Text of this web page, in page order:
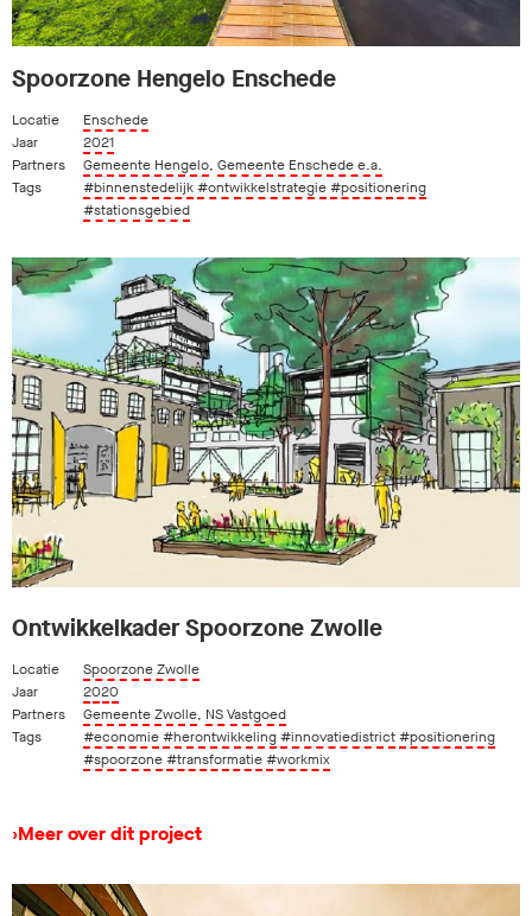
Spoorzone Hengelo Enschede
Locatie
Enschede
Jaar
2021
Partners
Gemeente Hengelo, Gemeente Enschede e.a.
Tags
#binnenstedelijk#ontwikkelstrategie#positionering
#stationsgebied
Ontwikkelkader Spoorzone Zwolle
Locatie
Spoorzone Zwolle
Jaar
2020
Partners
Gemeente Zwolle, NS Vastgoed
Tags
#economie#herontwikkeling#innovatiedistrict#positionering
#spoorzone#transformatie#workmix
›Meer over dit project